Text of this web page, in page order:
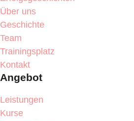
Über uns
Geschichte
Team
Trainingsplatz
Kontakt
Angebot
Leistungen
Kurse